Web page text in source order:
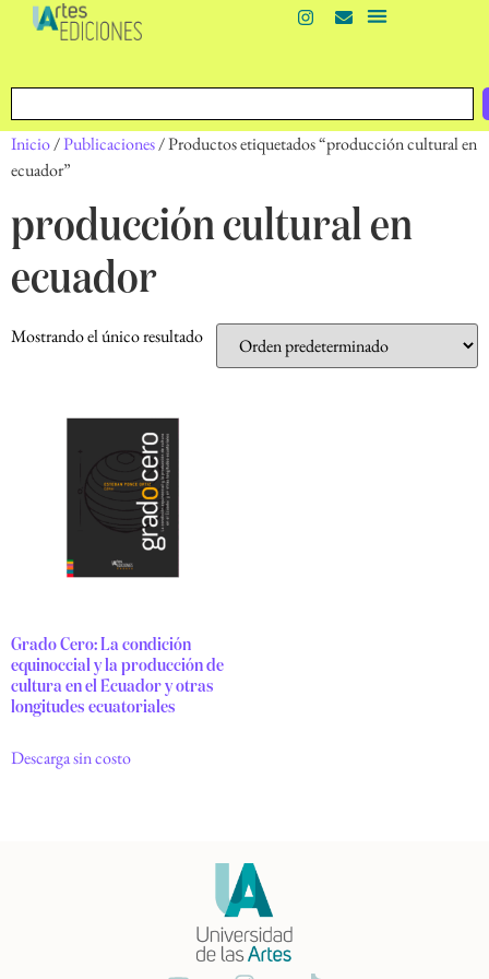
Inicio/Publicaciones/ Productos etiquetados “producción cultural en
ecuador”
producción cultural en
ecuador
Mostrando el único resultado
Grado Cero: La condición
equinoccial y la producción de
cultura en el Ecuador y otras
longitudes ecuatoriales
Descarga sin costo